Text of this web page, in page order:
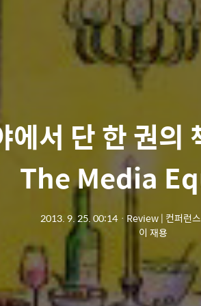
에서 단 한 권의
The Media
2013. 9. 25. 00:14ㆍ Review | 컨퍼런
이 재용